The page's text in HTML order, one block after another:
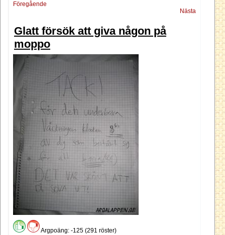
Föregående
Nästa
Glatt försök att giva någon på
moppo
Argpoäng: -125 (291 röster)